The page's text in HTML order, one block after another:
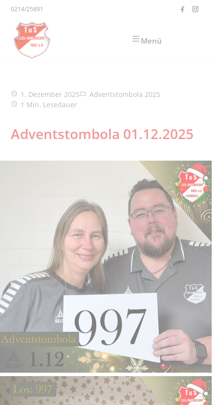
Zum Inhalt springen
0214/25891
Menü
Beitrag veröffentlicht:
1. Dezember 2025Beitrags-Kategorie:
Adventstombola 2025
Lesedauer:
1 Min. Lesedauer
Adventstombola 01.12.2025